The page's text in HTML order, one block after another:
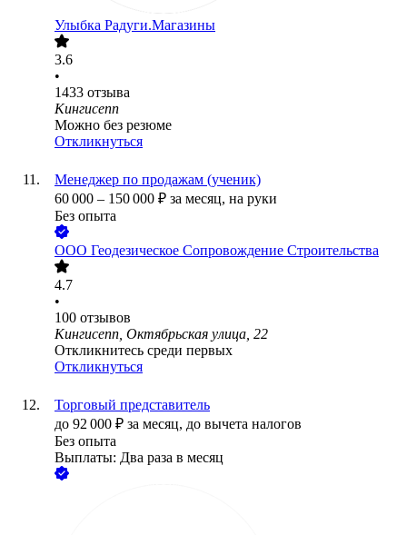
Улыбка Радуги.Магазины
3.6
•
1433 отзыва
Кингисепп
Можно без резюме
Откликнуться
Менеджер по продажам (ученик)
60 000 – 150 000 ₽ за месяц, на руки
Без опыта
ООО Геодезическое Сопровождение Строительства
4.7
•
100 отзывов
Кингисепп, Октябрьская улица, 22
Откликнитесь среди первых
Откликнуться
Торговый представитель
до 92 000 ₽ за месяц, до вычета налогов
Без опыта
Выплаты: Два раза в месяц